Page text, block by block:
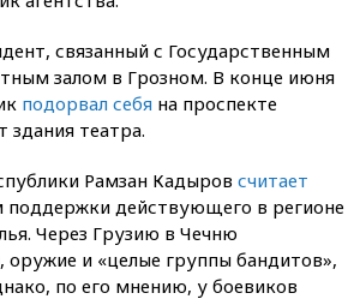
связанный с Государственным
залом в Грозном. В конце июня
подорвал себя на проспекте
здания театра.
Рамзан Кадыров считает
поддержки действующего в регионе
Через Грузию в Чечню
оружие и «целые группы бандитов»,
по его мнению, у боевиков